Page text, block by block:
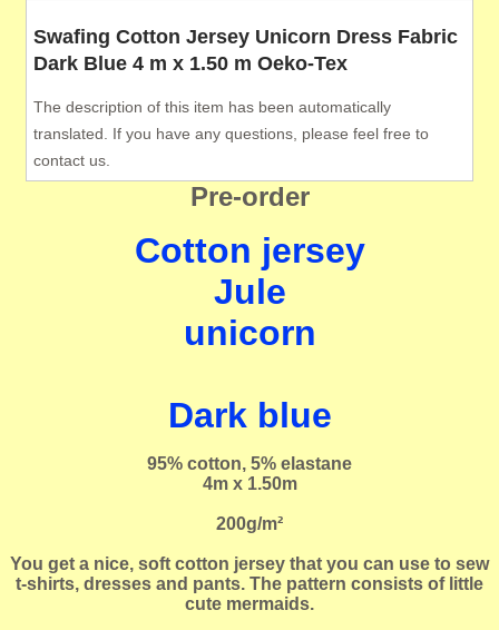
Swafing Cotton Jersey Unicorn Dress Fabric
Dark Blue 4 m x 1.50 m Oeko-Tex
The description of this item has been automatically
translated. If you have any questions, please feel free to
contact us.
Pre-order
Cotton jersey
Jule
unicorn
Dark blue
95% cotton, 5% elastane
4m x 1.50m
200g/m²
You get a nice, soft cotton jersey that you can use to sew
t-shirts, dresses and pants. The pattern consists of little
cute mermaids.